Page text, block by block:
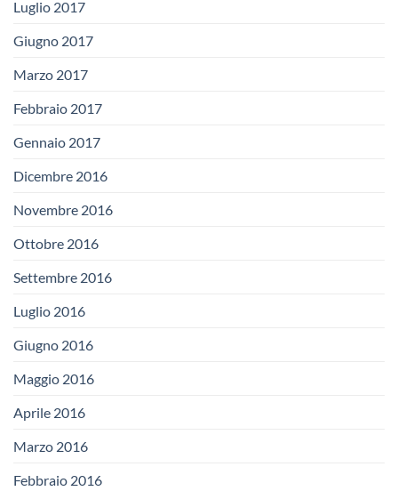
Luglio 2017
Giugno 2017
Marzo 2017
Febbraio 2017
Gennaio 2017
Dicembre 2016
Novembre 2016
Ottobre 2016
Settembre 2016
Luglio 2016
Giugno 2016
Maggio 2016
Aprile 2016
Marzo 2016
Febbraio 2016